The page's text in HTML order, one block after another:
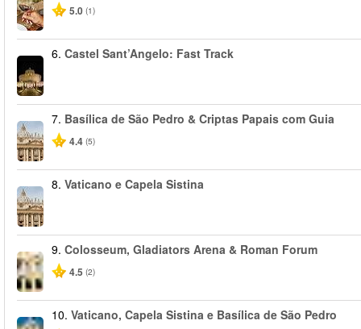
5.0 (1)
6. Castel Sant’Angelo: Fast Track
7. Basílica de São Pedro & Criptas Papais com Guia
4.4 (5)
8. Vaticano e Capela Sistina
9. Colosseum, Gladiators Arena & Roman Forum
4.5 (2)
10. Vaticano, Capela Sistina e Basílica de São Pedro